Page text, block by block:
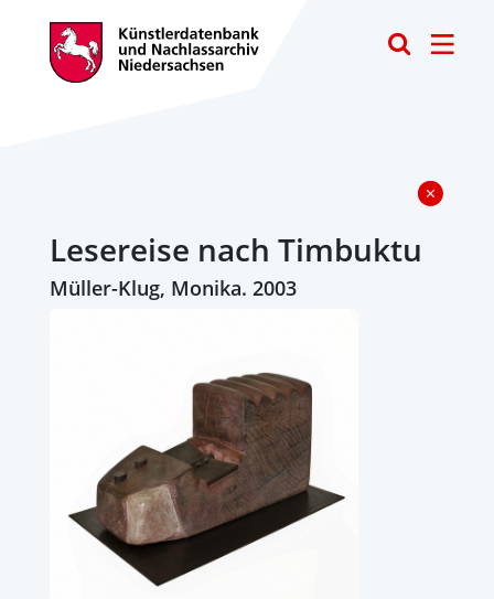
Lesereise nach Timbuktu
Müller-Klug, Monika. 2003